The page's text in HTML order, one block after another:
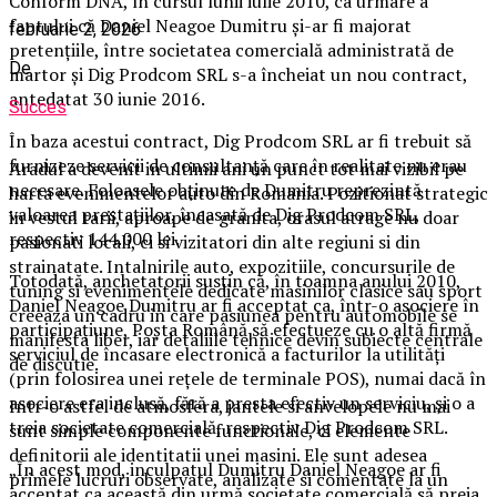
faptului că Daniel Neagoe Dumitru şi-ar fi majorat
pretenţiile, între societatea comercială administrată de
martor şi Dig Prodcom SRL s-a încheiat un nou contract,
antedatat 30 iunie 2016.
În baza acestui contract, Dig Prodcom SRL ar fi trebuit să
furnizeze servicii de consultanţă care în realitate nu erau
necesare. Foloasele obţinute de Dumitru reprezintă
valoarea prestaţiilor, încasată de Dig Prodcom SRL,
respectiv 144.000 lei.
Totodată, anchetatorii susţin că, în toamna anului 2010,
Daniel Neagoe Dumitru ar fi acceptat ca, într-o asociere în
participaţiune, Poşta Română să efectueze cu o altă firmă
serviciul de încasare electronică a facturilor la utilităţi
(prin folosirea unei reţele de terminale POS), numai dacă în
asociere era inclusă, fără a presta efectiv un serviciu, şi o a
treia societate comercială, respectiv Dig Prodcom SRL.
„În acest mod, inculpatul Dumitru Daniel Neagoe ar fi
februarie 2, 2026
De
Succes
Aradul a devenit in ultimii ani un punct tot mai vizibil pe
harta evenimentelor auto din Romania. Pozitionat strategic
in vestul tarii, aproape de granita, orasul atrage nu doar
pasionati locali, ci si vizitatori din alte regiuni si din
strainatate. Intalnirile auto, expozitiile, concursurile de
tuning si evenimentele dedicate masinilor clasice sau sport
creeaza un cadru in care pasiunea pentru automobile se
manifesta liber, iar detaliile tehnice devin subiecte centrale
de discutie.
Intr-o astfel de atmosfera, jantele si anvelopele nu mai
sunt simple componente functionale, ci elemente
definitorii ale identitatii unei masini. Ele sunt adesea
primele lucruri observate, analizate si comentate la un